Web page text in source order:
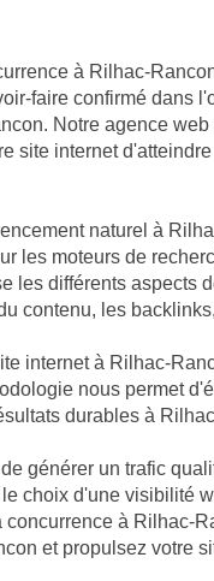
à Rilhac-
faire confirmé dans
Notre agence
site internet
naturel à
les moteurs de
les différents aspects
contenu, les
internet à Rilhac-
nous permet
durables à
générer un trafic
choix d'une visibilité
à Rilhac-
et propulsez votre